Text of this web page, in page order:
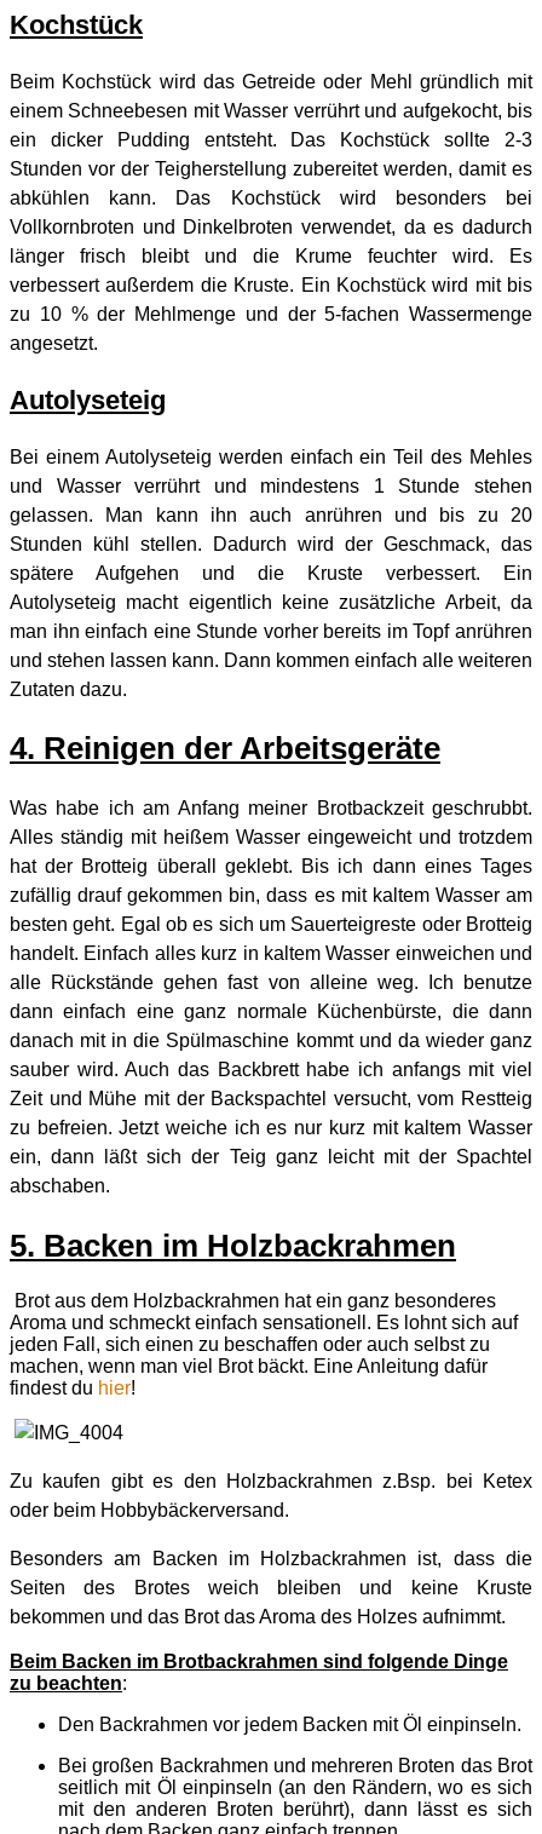
Kochstück
Beim Kochstück wird das Getreide oder Mehl gründlich mit
einem Schneebesen mit Wasser verrührt und aufgekocht, bis
ein dicker Pudding entsteht. Das Kochstück sollte 2-3
Stunden vor der Teigherstellung zubereitet werden, damit es
abkühlen kann. Das Kochstück wird besonders bei
Vollkornbroten und Dinkelbroten verwendet, da es dadurch
länger frisch bleibt und die Krume feuchter wird. Es
verbessert außerdem die Kruste. Ein Kochstück wird mit bis
zu 10 % der Mehlmenge und der 5-fachen Wassermenge
angesetzt.
Autolyseteig
Bei einem Autolyseteig werden einfach ein Teil des Mehles
und Wasser verrührt und mindestens 1 Stunde stehen
gelassen. Man kann ihn auch anrühren und bis zu 20
Stunden kühl stellen. Dadurch wird der Geschmack, das
spätere Aufgehen und die Kruste verbessert. Ein
Autolyseteig macht eigentlich keine zusätzliche Arbeit, da
man ihn einfach eine Stunde vorher bereits im Topf anrühren
und stehen lassen kann. Dann kommen einfach alle weiteren
Zutaten dazu.
4. Reinigen der Arbeitsgeräte
Was habe ich am Anfang meiner Brotbackzeit geschrubbt.
Alles ständig mit heißem Wasser eingeweicht und trotzdem
hat der Brotteig überall geklebt. Bis ich dann eines Tages
zufällig drauf gekommen bin, dass es mit kaltem Wasser am
besten geht. Egal ob es sich um Sauerteigreste oder Brotteig
handelt. Einfach alles kurz in kaltem Wasser einweichen und
alle Rückstände gehen fast von alleine weg. Ich benutze
dann einfach eine ganz normale Küchenbürste, die dann
danach mit in die Spülmaschine kommt und da wieder ganz
sauber wird. Auch das Backbrett habe ich anfangs mit viel
Zeit und Mühe mit der Backspachtel versucht, vom Restteig
zu befreien. Jetzt weiche ich es nur kurz mit kaltem Wasser
ein, dann läßt sich der Teig ganz leicht mit der Spachtel
abschaben.
5. Backen im Holzbackrahmen
Brot aus dem Holzbackrahmen hat ein ganz besonderes
Aroma und schmeckt einfach sensationell. Es lohnt sich auf
jeden Fall, sich einen zu beschaffen oder auch selbst zu
machen, wenn man viel Brot bäckt. Eine Anleitung dafür
findest du hier!
Zu kaufen gibt es den Holzbackrahmen z.Bsp. bei Ketex
oder beim Hobbybäckerversand.
Besonders am Backen im Holzbackrahmen ist, dass die
Seiten des Brotes weich bleiben und keine Kruste
bekommen und das Brot das Aroma des Holzes aufnimmt.
Beim Backen im Brotbackrahmen sind folgende Dinge
zu beachten:
Den Backrahmen vor jedem Backen mit Öl einpinseln.
Bei großen Backrahmen und mehreren Broten das Brot
seitlich mit Öl einpinseln (an den Rändern, wo es sich
mit den anderen Broten berührt), dann lässt es sich